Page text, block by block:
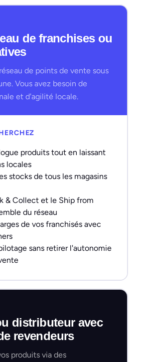
de franchises ou
de points de vente sous
Vous avez besoin de
et d'agilité locale.
produits tout en laissant
locales
stocks de tous les magasins
& Collect et le Ship from
du réseau
de vos franchisés avec
sans retirer l'autonomie
distributeur avec
revendeurs
produits via des